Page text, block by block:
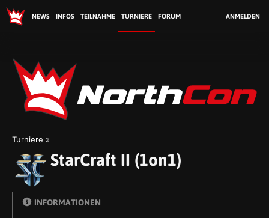
NEWS INFOS TEILNAHME TURNIERE FORUM ANMELDEN
Turniere
StarCraft II (1on1)
INFORMATIONEN